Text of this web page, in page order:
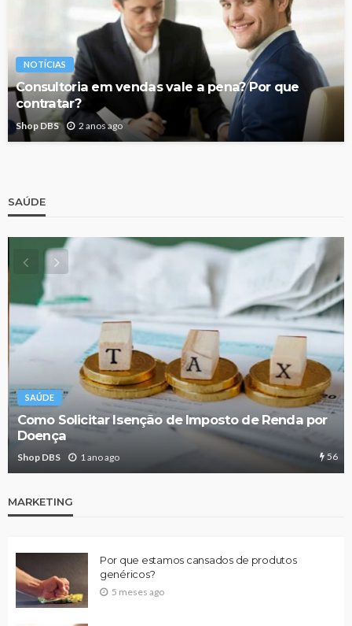
NOTÍCIAS
Consultoria em vendas vale a pena? Por que
contratar?
Shop DBS 2 anos ago
SAÚDE
SAÚDE
Como Solicitar Isenção de Imposto de Renda por
Doença
Shop DBS 1 ano ago 56
MARKETING
Por que estamos cansados de produtos
genéricos?
5 meses ago